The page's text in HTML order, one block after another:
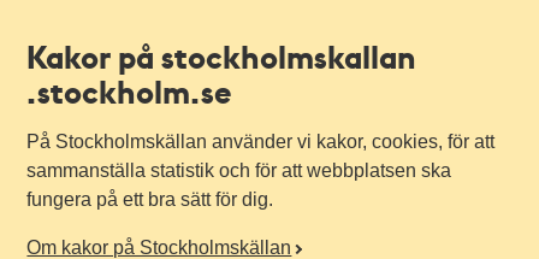
Kakor på stockholmskallan
.stockholm.se
På Stockholmskällan använder vi kakor, cookies, för att
sammanställa statistik och för att webbplatsen ska
fungera på ett bra sätt för dig.
Om kakor på Stockholmskällan